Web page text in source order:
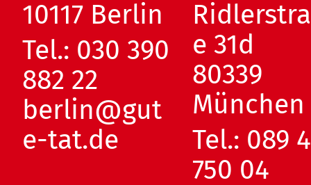
10117 Berlin
Tel.: 030 390
882 22
berlin@gut
e-tat.de
e 31d
80339
München
Tel.: 089
750 04